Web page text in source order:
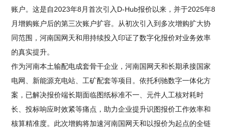
账户。这是自2023年8月首次引入D-Hub报价以来，并于2025年8
月增购账户后的第三次账户扩容。从初次引入到多次增购扩大协
同范围，河南国网天和用持续投入印证了数字化报价对业务效率
的真实提升。
作为河南本土输配电成套骨干企业，河南国网天和长期承接国家
电网、新能源充电站、工矿配套等项目。依托利驰数字一体化方
案，已解决报价端长期面临图纸标准不一、元件人工核对耗时
长、投标响应时效紧等痛点，助力企业提升识图报价工作效率和
核算精准度。此次增购将加速河南国网天和以报价为起点的全链